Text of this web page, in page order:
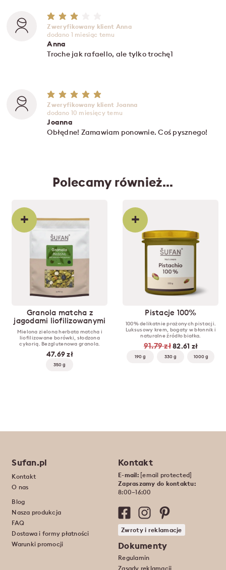
Zweryfikowany klient Anna
dodano 1 miesiąc temu
Anna
Troche jak rafaello, ale tylko trochę1
Zweryfikowany klient Joanna
dodano 10 miesięcy temu
Joanna
Obłędne! Zamawiam ponownie. Coś pysznego!
Polecamy również…
+
Granola matcha z
jagodami liofilizowanymi
Mielona zielona herbata matcha i
liofilizowane borówki, słodzona
cykorią. Bezglutenowa granola.
47.69 zł
350 g
+
Pistacje 100%
100% delikatnie prażonych pistacji.
Luksusowy krem, bogaty w błonnik i
naturalne źródło białka.
91.79 zł82.61 zł
190 g 330 g 1000 g
Sufan.pl
Kontakt
O nas
Blog
Nasza produkcja
FAQ
Dostawa i formy płatności
Warunki promocji
Kontakt
E-mail: [email protected]
Zapraszamy do kontaktu:
8:00–16:00
Zwroty i reklamacje
Dokumenty
Regulamin
Zasady reklamacji